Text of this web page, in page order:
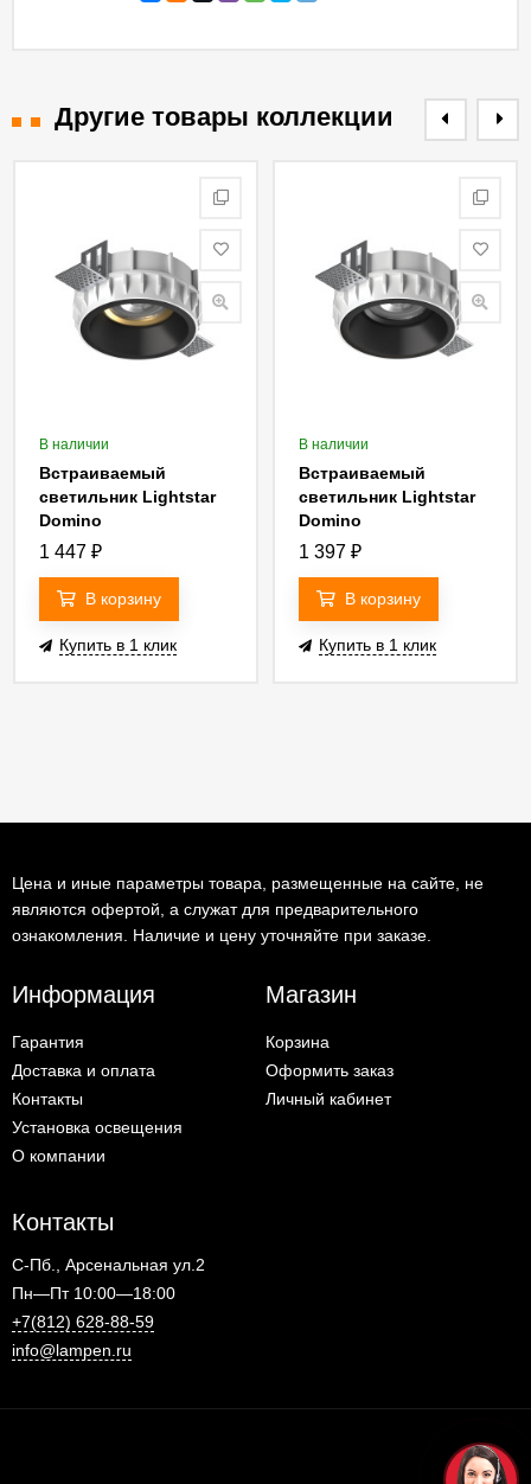
Другие товары коллекции
В наличии
Встраиваемый
светильник Lightstar
Domino
(214610+214607+214003)
1 447 ₽
В корзину
Купить в 1 клик
В наличии
Встраиваемый
светильник Lightstar
Domino
(214610+214607+214007)
1 397 ₽
В корзину
Купить в 1 клик
Цена и иные параметры товара, размещенные на сайте, не
являются офертой, а служат для предварительного
ознакомления. Наличие и цену уточняйте при заказе.
Информация
Гарантия
Доставка и оплата
Контакты
Установка освещения
О компании
Магазин
Корзина
Оформить заказ
Личный кабинет
Контакты
С-Пб., Арсенальная ул.2
Пн—Пт 10:00—18:00
+7(812) 628-88-59
info@lampen.ru